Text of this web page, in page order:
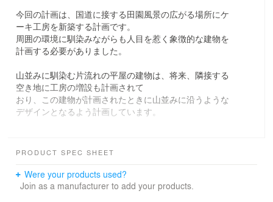
今回の計画は、国道に接する田園風景の広がる場所にケ
ーキ工房を新築する計画です。
周囲の環境に馴染みながらも人目を惹く象徴的な建物を
計画する必要がありました。
山並みに馴染む片流れの平屋の建物は、将来、隣接する
空き地に工房の増設も計画されて
おり、この建物が計画されたときに山並みに沿うような
デザインとなるよう計画しています。
オンラインショップにも対応で
房となっています。
PRODUCT SPEC SHEET
Were your products used?
Join as a manufacturer to add your products.